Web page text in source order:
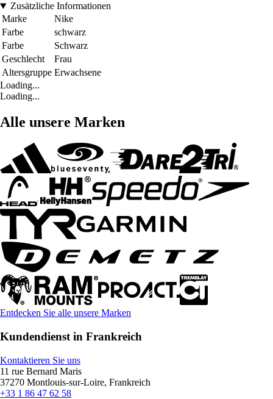
Zusätzliche Informationen
Marke
Nike
Farbe
schwarz
Farbe
Schwarz
Geschlecht
Frau
Altersgruppe Erwachsene
Loading...
Loading...
Alle unsere Marken
Entdecken Sie alle unsere Marken
Kundendienst in Frankreich
Kontaktieren Sie uns
11 rue Bernard Maris
37270 Montlouis-sur-Loire, Frankreich
+33 1 86 47 62 58